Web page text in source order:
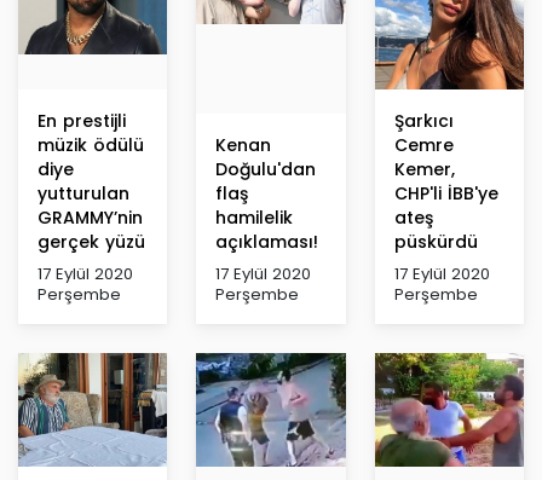
En prestijli
müzik ödülü
diye
yutturulan
GRAMMY’nin
gerçek yüzü
17 Eylül 2020
Perşembe
Kenan
Doğulu'dan
flaş
hamilelik
açıklaması!
17 Eylül 2020
Perşembe
Şarkıcı
Cemre
Kemer,
CHP'li İBB'ye
ateş
püskürdü
17 Eylül 2020
Perşembe